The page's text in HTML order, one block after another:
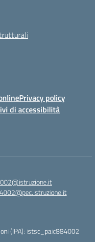
Privacy policy
di accessibilità
(IPA): istsc_paic884002